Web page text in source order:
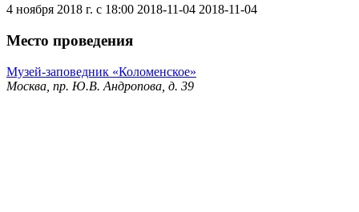
4 ноября 2018 г. с 18:00 2018-11-04 2018-11-04
Место проведения
Музей-заповедник «Коломенское»
Москва, пр. Ю.В. Андропова, д. 39